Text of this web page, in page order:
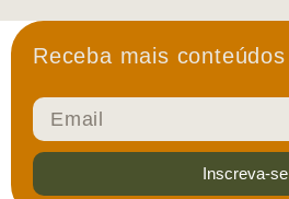
Receba mais conteúdos
Inscreva-se